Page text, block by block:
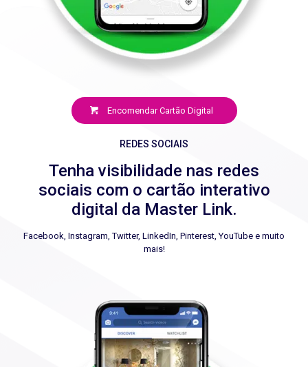
Encomendar Cartão Digital
REDES SOCIAIS
Tenha visibilidade nas redes
sociais com o cartão interativo
digital da Master Link.
Facebook, Instagram, Twitter, LinkedIn, Pinterest, YouTube e muito
mais!